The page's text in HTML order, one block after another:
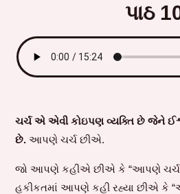
પાઠ
ચર્ચ એ એવી કોઇપણ વ્યક્તિ છે જેને
છે. આપણે ચર્ચ છીએ.
જો આપણે કહીએ છીએ કે “આપણે
હકીકતમાં આપણે કહી રહ્યા છીએ કે